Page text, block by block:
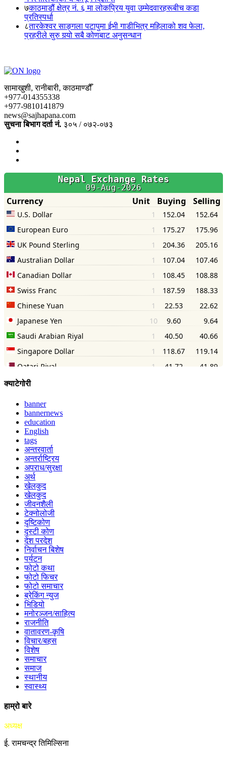
७काठमाडौं क्षेत्र नं. ६ मा लोकप्रिय युवा उम्मेदवारहरूबीच कडा
प्रतिस्पर्धा
८तारकेश्वर साङ्गला पटापुमा ईभी गाडीभित्र महिलाको शव फेला,
प्रहरीले सुरु गर्‍यो सबै कोणबाट अनुसन्धान
सामाखुशी, रानीबारी, काठमाण्डौँ
+977-014355338
+977-9810141879
news@sajhapana.com
सुचना बिभाग दर्ता नं. ३०५ / ०७२-०७३
क्याटेगोरी
banner
bannernews
education
English
tags
अन्तरवार्ता
अन्तर्राष्ट्रिय
अपराध/सुरक्षा
अर्थ
खेलकुद
खेलकुद
जीवनशैली
टेक्नोलोजी
दृष्टिकोण
दृस्टी कोण
देश परदेश
निर्वाचन बिशेष
पर्यटन
फोटो कथा
फोटो फिचर
फोटो समाचार
ब्रेकिंग न्युज
भिडियो
मनोरञ्जन/साहित्य
राजनीति
वातावरण-कृषि
विचार/बहस
विशेष
समाचार
समाज
स्थानीय
स्वास्थ्य
हाम्रो बारे
अध्यक्ष
ई. रामचन्द्र तिमिल्सिना